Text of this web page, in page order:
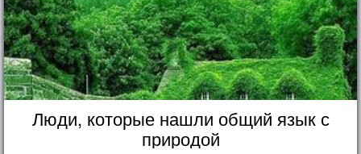
Люди, которые нашли общий язык с
природой